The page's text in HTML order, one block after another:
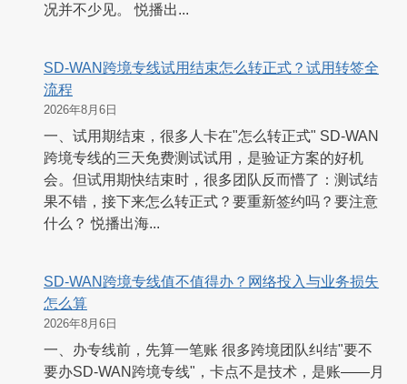
况并不少见。 悦播出...
SD-WAN跨境专线试用结束怎么转正式？试用转签全
流程
2026年8月6日
一、试用期结束，很多人卡在"怎么转正式" SD-WAN
跨境专线的三天免费测试试用，是验证方案的好机
会。但试用期快结束时，很多团队反而懵了：测试结
果不错，接下来怎么转正式？要重新签约吗？要注意
什么？ 悦播出海...
SD-WAN跨境专线值不值得办？网络投入与业务损失
怎么算
2026年8月6日
一、办专线前，先算一笔账 很多跨境团队纠结"要不
要办SD-WAN跨境专线"，卡点不是技术，是账——月